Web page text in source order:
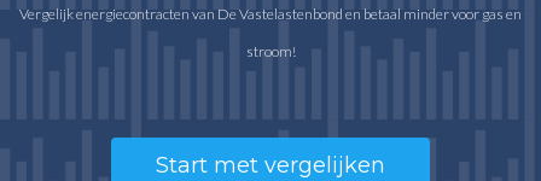
Vergelijk energiecontracten van De Vastelastenbond en betaal minder voor gas en
stroom!
Start met vergelijken